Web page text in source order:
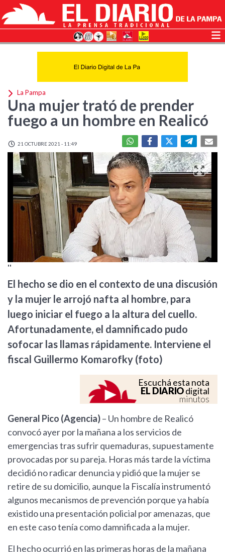
La Pampa
Una mujer trató de prender
fuego a un hombre en Realicó
21 OCTUBRE 2021 - 11:49
''
El hecho se dio en el contexto de una discusión
y la mujer le arrojó nafta al hombre, para
luego iniciar el fuego a la altura del cuello.
Afortunadamente, el damnificado pudo
sofocar las llamas rápidamente. Interviene el
fiscal Guillermo Komarofky (foto)
Escuchá esta nota
EL DIARIOdigital
minutos
General Pico (Agencia)– Un hombre de Realicó
convocó ayer por la mañana a los servicios de
emergencias tras sufrir quemaduras, supuestamente
provocadas por su pareja. Horas más tarde la víctima
decidió no radicar denuncia y pidió que la mujer se
retire de su domicilio, aunque la Fiscalía instrumentó
algunos mecanismos de prevención porque ya había
existido una presentación policial por amenazas, que
en este caso tenía como damnificada a la mujer.
El hecho ocurrió en las primeras horas de la mañana